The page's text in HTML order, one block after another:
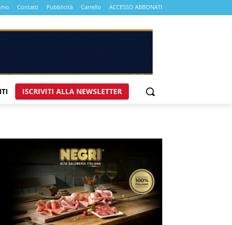
Contatti Pubblicità Carrello ACCESSO ABBONATI
ISCRIVITI ALLA NEWSLETTER